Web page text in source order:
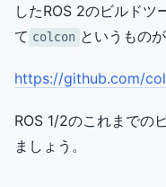
したROS 2のビルドツ
て colcon というもの
https://github.com/
ROS 1/2のこれまでの
ましょう。